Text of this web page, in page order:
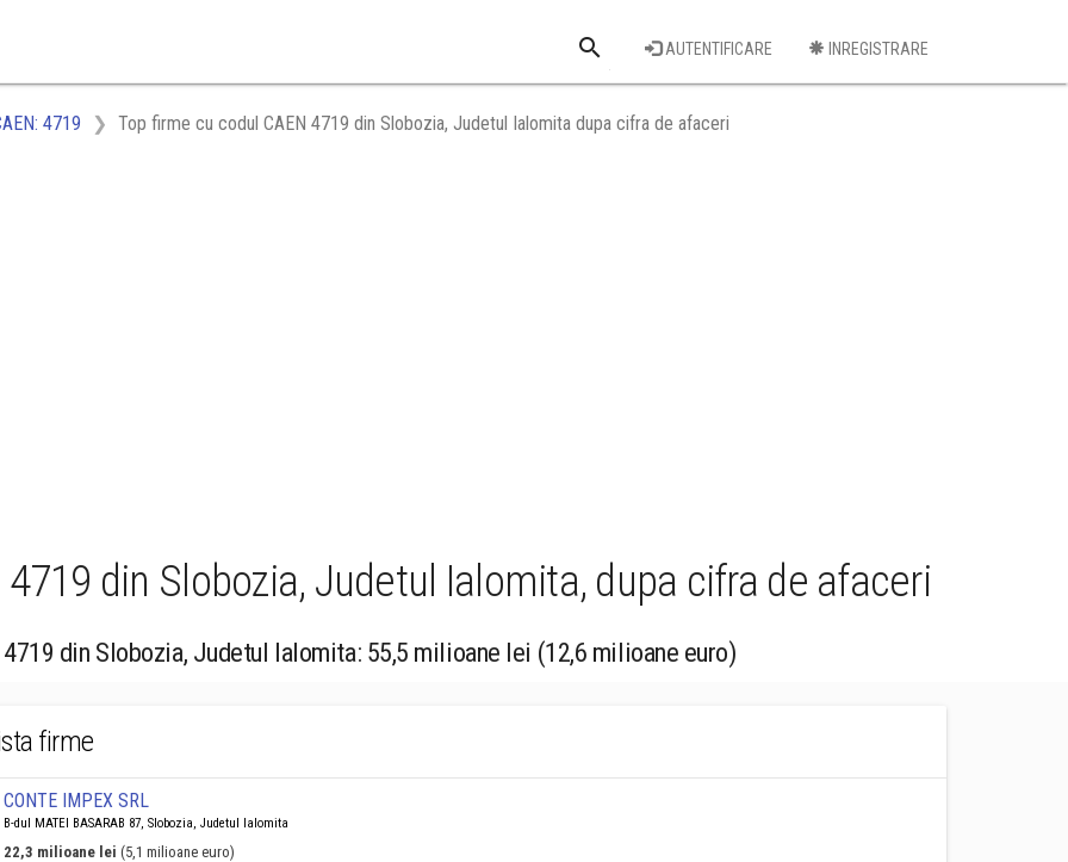
search
Cauta o firma
AUTENTIFICARE INREGISTRARE
4719 Top firme cu codul CAEN 4719 din Slobozia, Judetul Ialomita dupa cifra de afaceri
din Slobozia, Judetul Ialomita, dupa cifra de afaceri
din Slobozia, Judetul Ialomita: 55,5 milioane lei (12,6 milioane euro)
firme
CONTE IMPEX SRL
B-dul MATEI BASARAB 87, Slobozia, Judetul Ialomita
22,3 milioane lei (5,1 milioane euro)